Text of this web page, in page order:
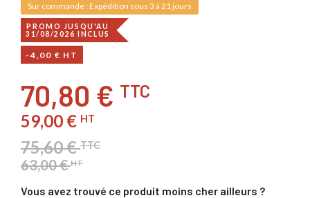
Sur commande : Expédition sous 3 à 21 jours
PROMO JUSQU'AU
31/08/2026 INCLUS
-4,00 € HT
70,80 € TTC
59,00 € HT
75,60 €TTC
63,00 €HT
Vous avez trouvé ce produit moins cher ailleurs ?